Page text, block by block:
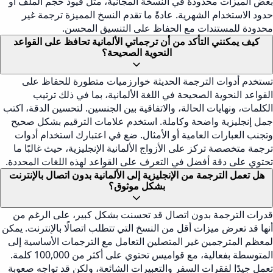
حدود الاستخدام الشهرية. عادةً ما تقدم النسخ المميزة ترجمة غير
محدودة للمستندات مع الحفاظ على التنسيق المحسن.
كيف يمكنني التأكد من أن ترجماتي الألمانية تحافظ على القواعد
النحوية الصحيحة؟
تستخدم أدوات الترجمة الحديثة خوارزميات متطورة للحفاظ على
القواعد النحوية الصحيحة في اللغة الألمانية، بما في ذلك ترتيب
الكلمات، ونهايات الحالة، والاتفاقية بين الجنسين. لتحسين الدقة، اكتب
جمل إنجليزية واضحة وكاملة. استخدم علامات الترقيم بشكل صحيح
وتجنب العبارات العامية أو الأمثال. ضع في اعتبارك استخدام أدوات
ترجمة متخصصة تركز على الأزواج الألمانية الإنجليزية، حيث غالبًا ما
تحتوي على دقة أفضل في التعرف على القواعد لهذه اللغات المحددة.
هل تعمل الترجمة من الإنجليزية إلى الألمانية بدون اتصال بالإنترنت
بشكل موثوق؟
قدرات الترجمة بدون اتصال قد تحسنت بشكل كبير، على الرغم من
أنها قد تعرض ميزات أقل من النسخ التي تتطلب اتصالًا بالإنترنت. يمكن
لمعظم المترجمين غير المتصلين التعامل مع الترجمات الأساسية إلى
المتوسطة بفعالية، مع قواميس تحتوي على أكثر من 100,000 كلمة.
تعمل جيدًا لفقرات السفر والتعبيرات الشائعة، ولكن قد تواجه صعوبة